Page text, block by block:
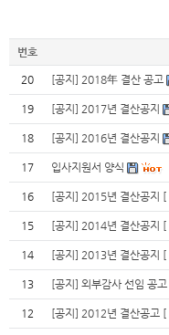
번호
20 [공지] 2018年 결산 공고
19 [공지] 2017년 결산공지
18 [공지] 2016년 결산공지
17 입사지원서 양식
16 [공지] 2015년 결산공
15 [공지] 2014년 결산공
14 [공지] 2013년 결산공
13 [공지] 외부감사 선임 공
12 [공지] 2012년 결산공